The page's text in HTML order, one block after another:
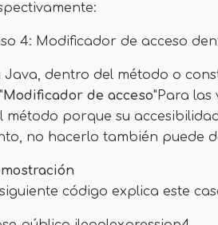
4: Modificador de acceso
Java, dentro del método o
Modificador de acceso"Para las
método porque su
no hacerlo también puede
siguiente código explica este